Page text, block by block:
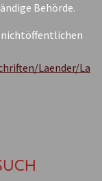
Behörde.
nichtöffentlichen
Laender/La